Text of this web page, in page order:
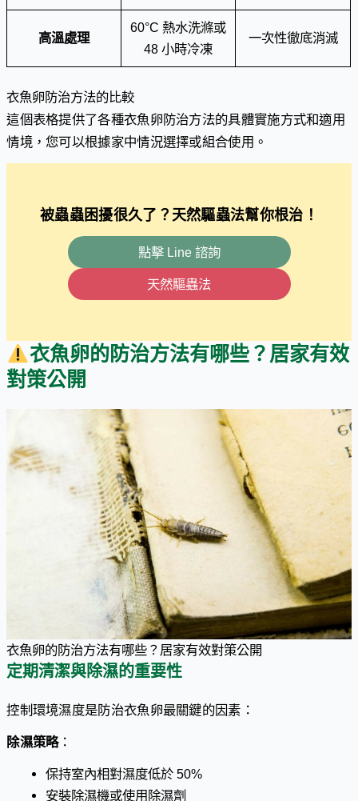
高溫處理
60°C 熱水洗滌或
48 小時冷凍
一次性徹底消滅
衣魚卵防治方法的比較
這個表格提供了各種衣魚卵防治方法的具體實施方式和適用
情境，您可以根據家中情況選擇或組合使用。
被蟲蟲困擾很久了？天然驅蟲法幫你根治！
點擊 Line 諮詢
天然驅蟲法
衣魚卵的防治方法有哪些？居家有效
對策公開
衣魚卵的防治方法有哪些？居家有效對策公開
定期清潔與除濕的重要性
控制環境濕度是防治衣魚卵最關鍵的因素：
除濕策略：
保持室內相對濕度低於 50%
安裝除濕機或使用除濕劑